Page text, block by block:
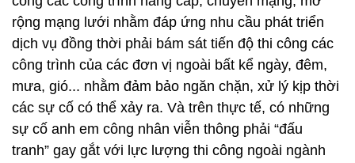
rộng mạng lưới nhằm đáp ứng nhu cầu phát triển
dịch vụ đồng thời phải bám sát tiến độ thi công các
công trình của các đơn vị ngoài bất kể ngày, đêm,
mưa, gió... nhằm đảm bảo ngăn chặn, xử lý kịp thời
các sự cố có thể xảy ra. Và trên thực tế, có những
sự cố anh em công nhân viễn thông phải “đấu
tranh” gay gắt với lực lượng thi công ngoài ngành